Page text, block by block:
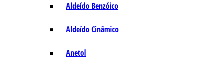
Aldeído Benzóico
Aldeído Cinâmico
Anetol